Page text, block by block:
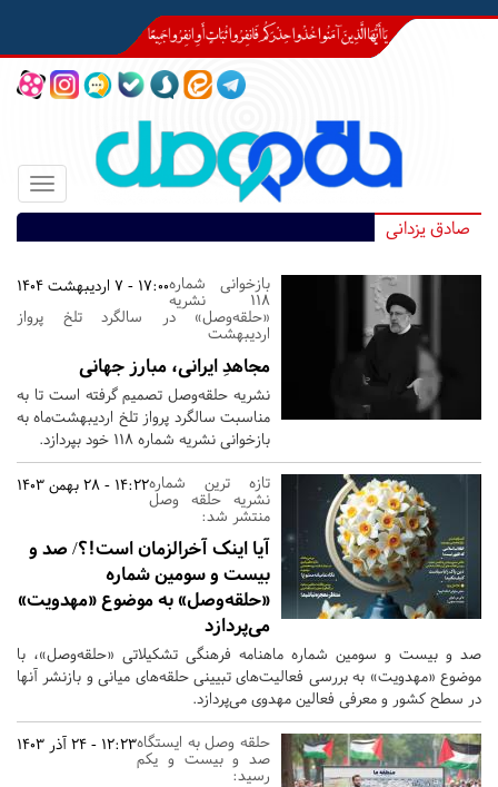
Toggle
صادق یزدانی
17:00 - 7 اردیبهشت 1404بازخوانی شماره
118 نشریه
«حلقه‌وصل» در سالگرد تلخ پرواز
اردیبهشت
مجاهدِ ایرانی، مبارز جهانی
نشریه حلقه‌وصل تصمیم گرفته‌ است تا به
مناسبت سالگرد پرواز تلخ اردیبهشت‌ماه به‌
بازخوانی نشریه شماره 118 خود بپردازد.
14:22 - 28 بهمن 1403تازه ترین شماره
نشریه حلقه وصل
منتشر شد:
آیا اینک آخرالزمان است!؟/ صد و
بیست و سومین شماره
«حلقه‌وصل» به موضوع «مهدویت»
می‌پردازد
صد و بیست و سومین شماره ماهنامه فرهنگی تشکیلاتی «حلقه‌وصل»، با
موضوع «مهدویت» به بررسی فعالیت‌های تبیینی حلقه‌های میانی و بازنشر آنها
در سطح کشور و معرفی فعالین مهدوی می‌پردازد.
12:23 - 24 آذر 1403حلقه وصل به ایستگاه
صد و بیست و یکم
رسید: